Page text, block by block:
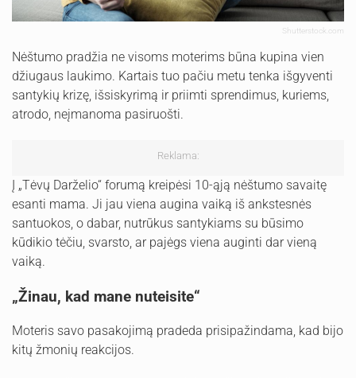
Shutterstock.com
Nėštumo pradžia ne visoms moterims būna kupina vien
džiugaus laukimo. Kartais tuo pačiu metu tenka išgyventi
santykių krizę, išsiskyrimą ir priimti sprendimus, kuriems,
atrodo, neįmanoma pasiruošti.
Reklama:
Į „Tėvų Darželio“ forumą kreipėsi 10-ąją nėštumo savaitę
esanti mama. Ji jau viena augina vaiką iš ankstesnės
santuokos, o dabar, nutrūkus santykiams su būsimo
kūdikio tėčiu, svarsto, ar pajėgs viena auginti dar vieną
vaiką.
„Žinau, kad mane nuteisite“
Moteris savo pasakojimą pradeda prisipažindama, kad bijo
kitų žmonių reakcijos.